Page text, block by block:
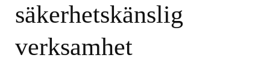
säkerhetskänslig
verksamhet